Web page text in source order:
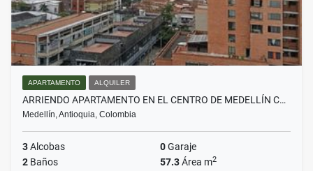
APARTAMENTO ALQUILER
ARRIENDO APARTAMENTO EN EL CENTRO DE MEDELLÍN C…
Medellín, Antioquia, Colombia
3Alcobas 0Garaje
2 Baños 57.3Área m2